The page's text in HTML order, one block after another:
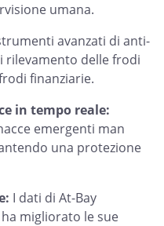
umana.
avanzati di anti-
rilevamento delle frodi
finanziarie.
in tempo reale:
emergenti man
una protezione
I dati di At-Bay
migliorato le sue